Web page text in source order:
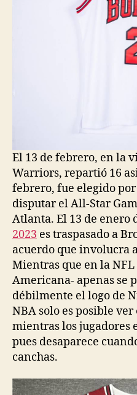
El 13 de febrero, en la
Warriors, repartió 16
febrero, fue elegido
disputar el All-Star
Atlanta. El 13 de enero
2023 es traspasado a
acuerdo que involucra
Mientras que en la
Americana- apenas se
débilmente el logo de
NBA solo es posible
mientras los jugadores
pues desaparece
canchas.